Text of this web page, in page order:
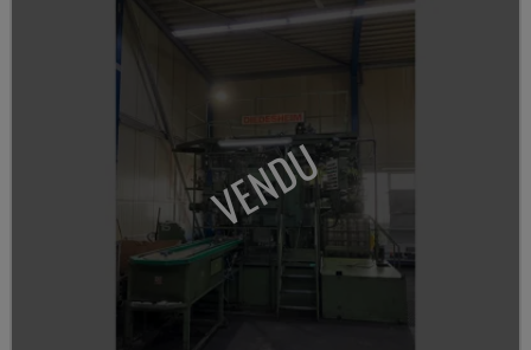
VENDU